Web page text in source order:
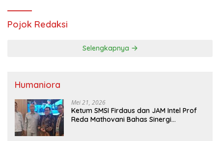
Pojok Redaksi
Selengkapnya
Humaniora
Mei 21, 2026
Ketum SMSI Firdaus dan JAM Intel Prof
Reda Mathovani Bahas Sinergi